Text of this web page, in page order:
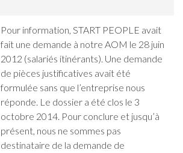
Pour information, START PEOPLE avait
fait une demande à notre AOM le 28 juin
2012 (salariés itinérants). Une demande
de pièces justificatives avait été
formulée sans que l’entreprise nous
réponde. Le dossier a été clos le 3
octobre 2014. Pour conclure et jusqu’à
présent, nous ne sommes pas
destinataire de la demande de